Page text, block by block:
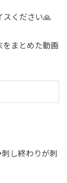
スください🙏
まとめた動画
し終わりが刺